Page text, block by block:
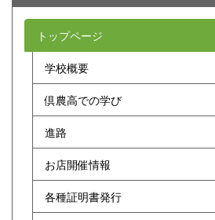
トップページ
学校概要
倶農高での学び
進路
お店開催情報
各種証明書発行